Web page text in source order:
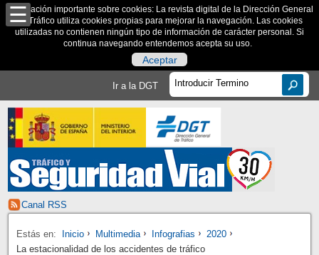
Información importante sobre cookies: La revista digital de la Dirección General
de Tráfico utiliza cookies propias para mejorar la navegación. Las cookies
utilizadas no contienen ningún tipo de información de carácter personal. Si
continua navegando entendemos acepta su uso.
Aceptar
Ir a la DGT
Canal RSS
Estás en: Inicio Multimedia Infografias
2020
La estacionalidad de los accidentes de tráfico